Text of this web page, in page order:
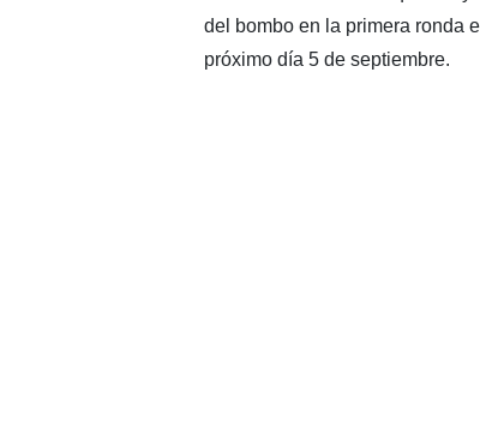
del bombo en la primera ronda
próximo día 5 de septiembre.